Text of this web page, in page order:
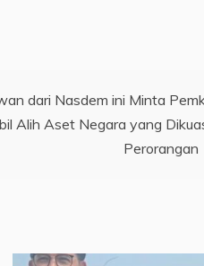
dari Nasdem ini Minta
Alih Aset Negara yang
Perorangan